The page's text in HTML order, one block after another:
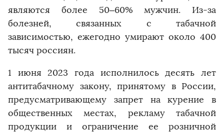
являются более 50–60% мужчин. Из-за
болезней, связанных с табачной
зависимостью, ежегодно умирают около 400
тысяч россиян.
1 июня 2023 года исполнилось десять лет
антитабачному закону, принятому в России,
предусматривающему запрет на курение в
общественных местах, рекламу табачной
продукции и ограничение ее розничной